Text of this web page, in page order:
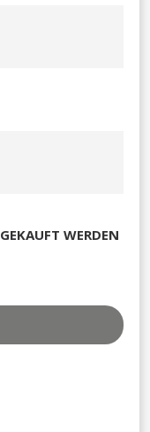
WERDEN